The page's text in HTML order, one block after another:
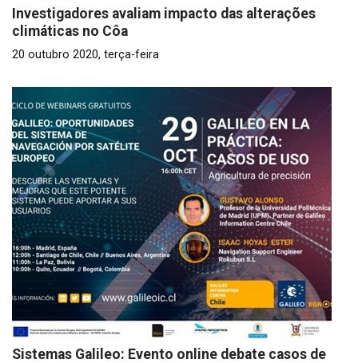
Investigadores avaliam impacto das alterações
climáticas no Côa
20 outubro 2020, terça-feira
Sistemas Galileo: Evento online debate casos de